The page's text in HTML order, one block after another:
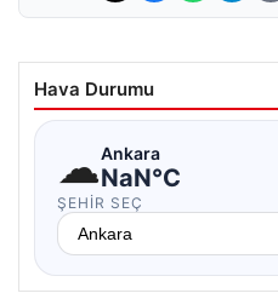
Hava Durumu
☁Ankara
NaN°C
ŞEHIR SEÇ